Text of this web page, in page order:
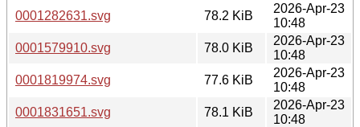
0001282631.svg
78.2 KiB
2026-Apr-23
10:48
0001579910.svg
78.0 KiB
2026-Apr-23
10:48
0001819974.svg
77.6 KiB
2026-Apr-23
10:48
0001831651.svg
78.1 KiB
2026-Apr-23
10:48